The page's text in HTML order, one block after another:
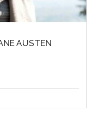
AUSTEN